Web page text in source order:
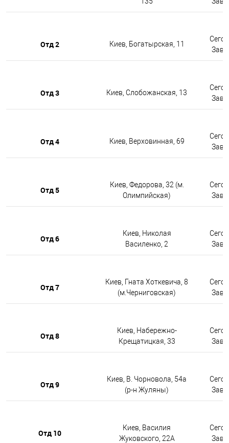
Отд 2 Киев, Богатырская, 11
Отд 3 Киев, Слобожанская, 13
Отд 4 Киев, Верховинная, 69
Отд 5
Киев, Федорова, 32 (м.
Олимпийская)
Отд 6
Киев, Николая
Василенко, 2
Отд 7
Киев, Гната Хоткевича, 8
(м.Черниговская)
Отд 8
Киев, Набережно-
Крещатицкая, 33
Отд 9
Киев, В. Чорновола, 54а
(р-н Жуляны)
Отд 10
Киев, Василия
Жуковского, 22А